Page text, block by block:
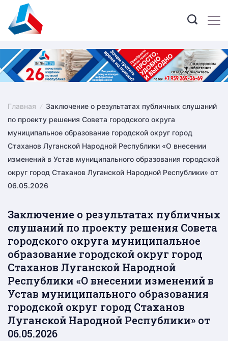
content
Главная
Заключение о результатах публичных слушаний
по проекту решения Совета городского округа
муниципальное образование городской округ город
Стаханов Луганской Народной Республики «О внесении
изменений в Устав муниципального образования городской
округ город Стаханов Луганской Народной Республики» от
06.05.2026
Заключение о результатах публичных
слушаний по проекту решения Совета
городского округа муниципальное
образование городской округ город
Стаханов Луганской Народной
Республики «О внесении изменений в
Устав муниципального образования
городской округ город Стаханов
Луганской Народной Республики» от
06.05.2026